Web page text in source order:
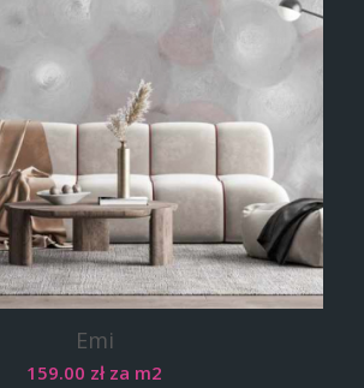
Emi
159.00 zł za m2